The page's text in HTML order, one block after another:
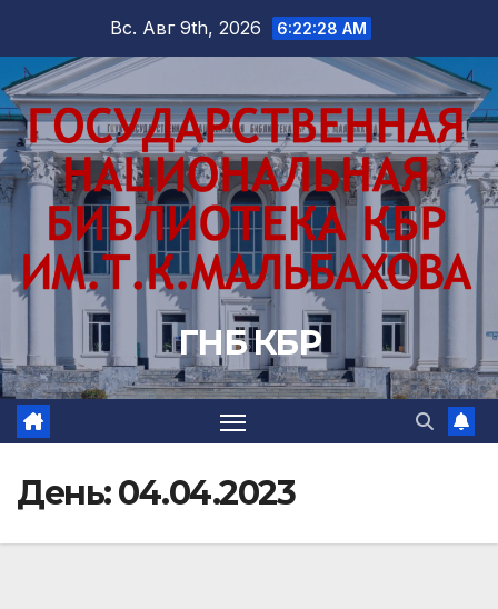
содержимому
Вс. Авг 9th, 2026 6:22:30 AM
ГНБ КБР
День:04.04.2023